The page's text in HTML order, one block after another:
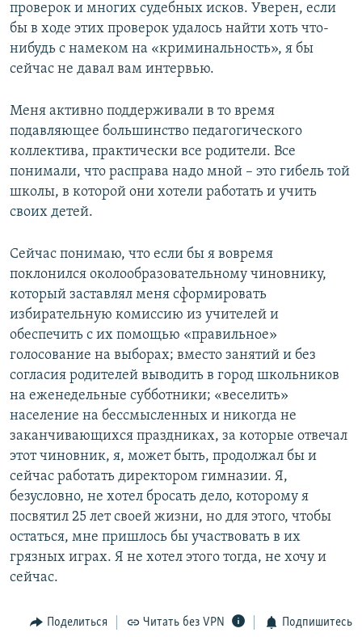
проверок и многих судебных исков. Уверен, если
бы в ходе этих проверок удалось найти хоть что-
нибудь с намеком на «криминальность», я бы
сейчас не давал вам интервью.
Меня активно поддерживали в то время
подавляющее большинство педагогического
коллектива, практически все родители. Все
понимали, что расправа надо мной – это гибель той
школы, в которой они хотели работать и учить
своих детей.
Сейчас понимаю, что если бы я вовремя
поклонился околообразовательному чиновнику,
который заставлял меня сформировать
избирательную комиссию из учителей и
обеспечить с их помощью «правильное»
голосование на выборах; вместо занятий и без
согласия родителей выводить в город школьников
на еженедельные субботники; «веселить»
население на бессмысленных и никогда не
заканчивающихся праздниках, за которые отвечал
этот чиновник, я, может быть, продолжал бы и
сейчас работать директором гимназии. Я,
безусловно, не хотел бросать дело, которому я
посвятил 25 лет своей жизни, но для этого, чтобы
остаться, мне пришлось бы участвовать в их
грязных играх. Я не хотел этого тогда, не хочу и
сейчас.
Поделиться Читать без VPN Подпишитесь